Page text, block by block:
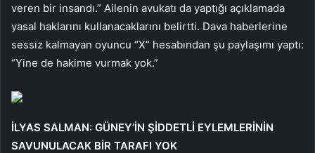
veren bir insandı.” Ailenin avukatı da yaptığı açıklamada
yasal haklarını kullanacaklarını belirtti. Dava haberlerine
sessiz kalmayan oyuncu “X” hesabından şu paylaşımı yaptı:
“Yine de hakime vurmak yok.”
İLYAS SALMAN: GÜNEY’İN ŞİDDETLİ EYLEMLERİNİN
SAVUNULACAK BİR TARAFI YOK